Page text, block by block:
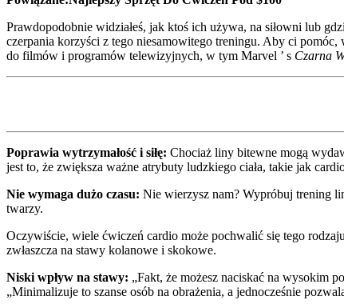
Prawdopodobnie widziałeś, jak ktoś ich używa, na siłowni lub
czerpania korzyści z tego niesamowitego treningu. Aby ci
do filmów i programów telewizyjnych, w tym Marvel ’ s Czarna
Poprawia wytrzymałość i siłę: Chociaż liny bitewne mogą
jest to, że zwiększa ważne atrybuty ludzkiego ciała, takie jak
Nie wymaga dużo czasu: Nie wierzysz nam? Wypróbuj trening
twarzy.
Oczywiście, wiele ćwiczeń cardio może pochwalić się tego
zwłaszcza na stawy kolanowe i skokowe.
Niski wpływ na stawy: „Fakt, że możesz naciskać na wysokim
„Minimalizuje to szanse osób na obrażenia, a jednocześnie